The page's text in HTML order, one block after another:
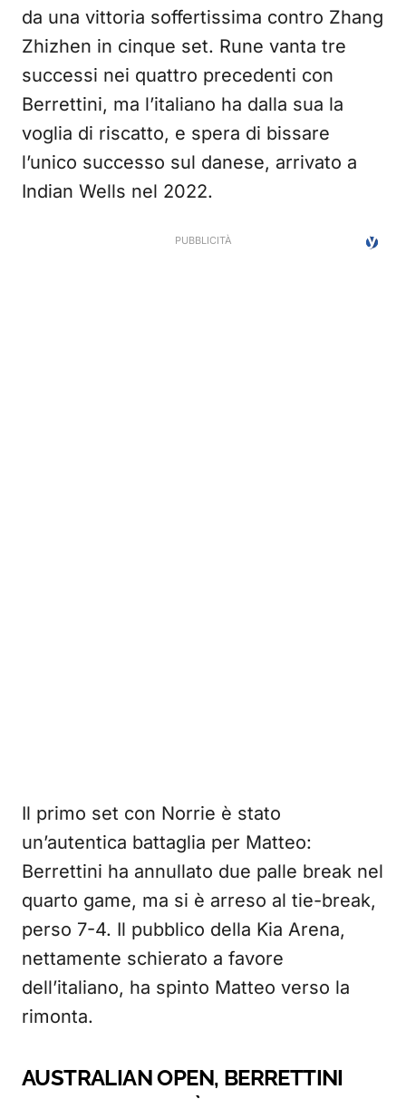
da una vittoria soffertissima contro Zhang
Zhizhen in cinque set. Rune vanta tre
successi nei quattro precedenti con
Berrettini, ma l’italiano ha dalla sua la
voglia di riscatto, e spera di bissare
l’unico successo sul danese, arrivato a
Indian Wells nel 2022.
Il primo set con Norrie è stato
un’autentica battaglia per Matteo:
Berrettini ha annullato due palle break nel
quarto game, ma si è arreso al tie-break,
perso 7-4. Il pubblico della Kia Arena,
nettamente schierato a favore
dell’italiano, ha spinto Matteo verso la
rimonta.
AUSTRALIAN OPEN, BERRETTINI